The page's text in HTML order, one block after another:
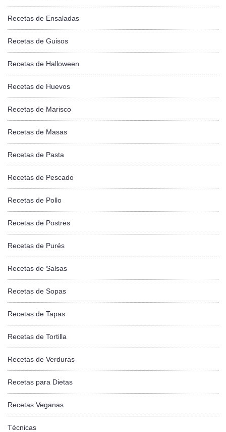
Recetas de Ensaladas
Recetas de Guisos
Recetas de Halloween
Recetas de Huevos
Recetas de Marisco
Recetas de Masas
Recetas de Pasta
Recetas de Pescado
Recetas de Pollo
Recetas de Postres
Recetas de Purés
Recetas de Salsas
Recetas de Sopas
Recetas de Tapas
Recetas de Tortilla
Recetas de Verduras
Recetas para Dietas
Recetas Veganas
Técnicas